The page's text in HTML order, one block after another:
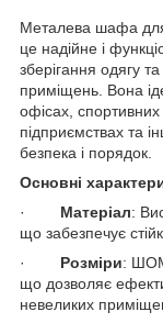
Металева шафа
це надійне і
зберігання одягу
приміщень. Вона
офісах,
підприємствах та
безпека і порядок.
Основні
· Матеріал:
що забезпечує
· Розміри: ШОМ
що дозволяє
невеликих